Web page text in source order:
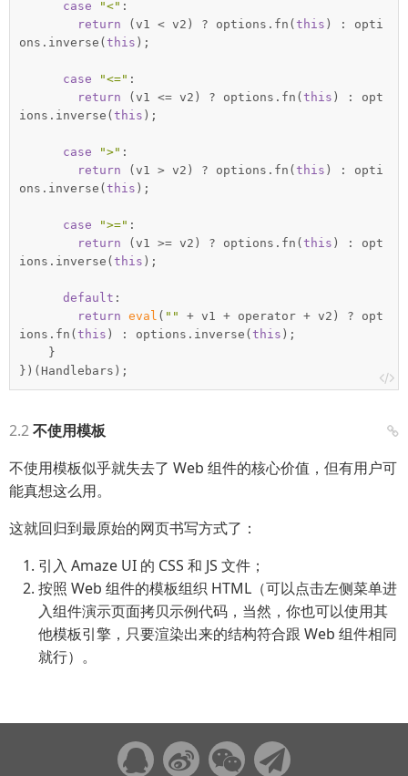
case "<" :
return (v1 < v2) ? options.fn( this ) : opti
ons.inverse( this );
case "<=" :
return (v1 <= v2) ? options.fn( this ) : opt
ions.inverse( this );
case ">" :
return (v1 > v2) ? options.fn( this ) : opti
ons.inverse( this );
case ">=" :
return (v1 >= v2) ? options.fn( this ) : opt
ions.inverse( this );
default :
return eval ( ""
+ v1 + operator + v2) ? opt
ions.fn( this ) : options.inverse( this );
})(Handlebars);
不使用模板
不使用模板似乎就失去了 Web 组件的核心价值，但有用户可
能真想这么用。
这就回归到最原始的网页书写方式了：
引入 Amaze UI 的 CSS 和 JS 文件；
按照 Web 组件的模板组织 HTML（可以点击左侧菜单进
入组件演示页面拷贝示例代码，当然，你也可以使用其
他模板引擎，只要渲染出来的结构符合跟 Web 组件相同
就行）。